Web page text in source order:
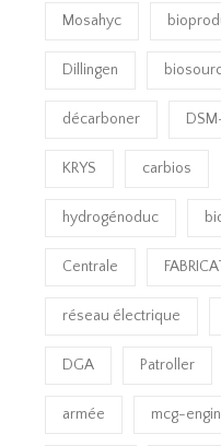
Mosahyc
Dillingen
décarboner
KRYS carbios
hydrogénoduc
Centrale
réseau électrique
DGA Patroller
armée mcg-